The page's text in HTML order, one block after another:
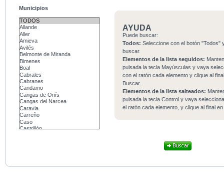
Municipios
AYUDA
Puede buscar:
Todos: Seleccione con el botón "Todos"
buscar.
Elementos de la lista seguidos:
pulsada la tecla Mayúsculas y vaya
con el ratón cada elemento y clique al
Buscar.
Elementos de la lista salteados:
pulsada la tecla Control y vaya
el ratón cada elemento, y clique al final